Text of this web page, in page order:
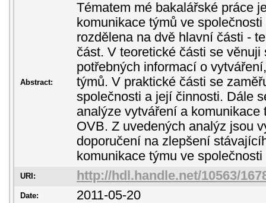
Abstract:
Tématem mé bakalářské práce
komunikace týmů ve
rozdělena na dvě hlavní části -
část. V teoretické části se
potřebných informací o
týmů. V praktické části se
společnosti a její činnosti. Dále
analýze vytváření a komunikace
OVB. Z uvedených analýz jsou
doporučení na zlepšení
komunikace týmu ve
URI: http://hdl.handle.net/10563/
Date: 2011-05-20